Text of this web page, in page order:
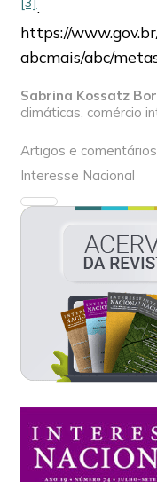
.
https://
abcmais/abc/
Sabrina Kossatz
climáticas, comércio
Artigos e
Interesse Nacional